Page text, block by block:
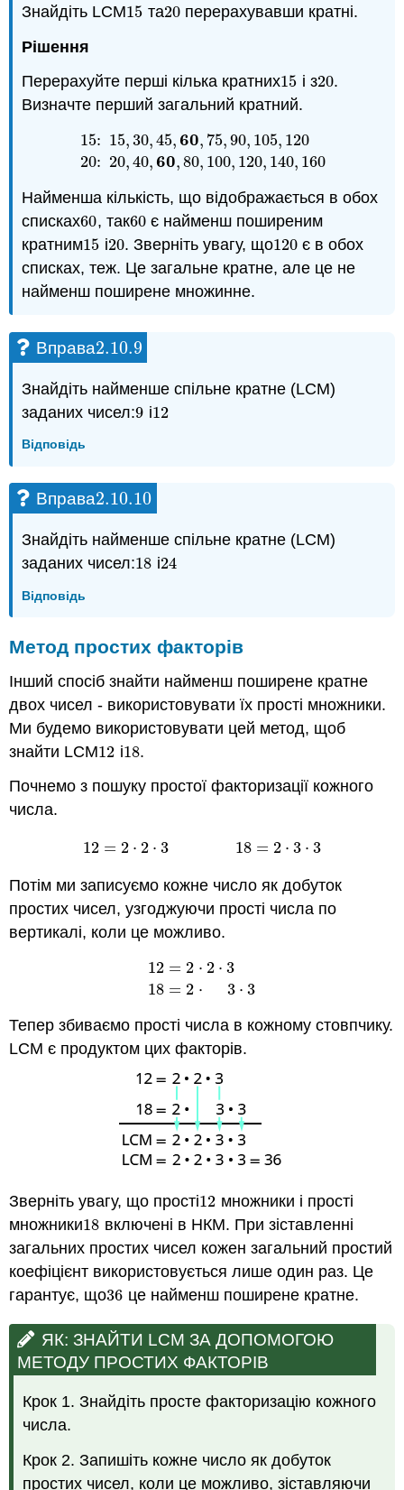
Знайдіть LCM15
15 та20
20 перерахувавши кратні.
Рішення
Перерахуйте перші кілька кратних15
15 і з20
20.
Визначте перший загальний кратний.
15
20
: 15,30,45, 60, 75,90, 105, 120
: 20,40, 60,80, 100, 120, 140, 160
15: 15,30 ,45,60, 75 , 90, 105,12020
Найменша кількість, що відображається в обох
списках60
60, так60
60 є найменш поширеним
кратним15
15 і20
20. Зверніть увагу, що120
120є в обох
списках, теж. Це загальне кратне, але це не
найменш поширене множинне.
Вправа2.10.9
2.10.9
Знайдіть найменше спільне кратне (LCM)
заданих чисел:9
9 і12
12
Відповідь
Вправа2.10.10
2.10.10
Знайдіть найменше спільне кратне (LCM)
заданих чисел:18
18 і24
24
Відповідь
Метод простих факторів
Інший спосіб знайти найменш поширене кратне
двох чисел - використовувати їх прості множники.
Ми будемо використовувати цей метод, щоб
знайти LCM12
12 і18
18.
Почнемо з пошуку простої факторизації кожного
числа.
12 = 2 ⋅ 2 ⋅ 3 18 = 2 ⋅ 3 ⋅ 3
12=2 2⋅3 ⋅3
Потім ми записуємо кожне число як добуток
простих чисел, узгоджуючи прості числа по
вертикалі, коли це можливо.
12
18
= 2 ⋅ 2 ⋅ 3
= 2 ⋅ 3 ⋅ 3
12= ⋅2 318=
Тепер збиваємо прості числа в кожному стовпчику.
LCM є продуктом цих факторів.
Зверніть увагу, що прості12
12 множники і прості
множники18
18 включені в НКМ. При зіставленні
загальних простих чисел кожен загальний простий
коефіцієнт використовується лише один раз. Це
гарантує, що36
36 це найменш поширене кратне.
ЯК: ЗНАЙТИ LCM ЗА ДОПОМОГОЮ
МЕТОДУ ПРОСТИХ ФАКТОРІВ
Крок 1. Знайдіть просте факторизацію кожного
числа.
Крок 2. Запишіть кожне число як добуток
простих чисел, коли це можливо, зіставляючи